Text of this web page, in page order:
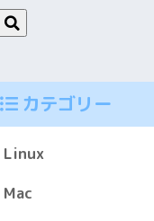
カテゴリー
Linux
Mac